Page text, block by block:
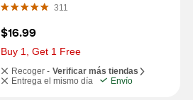
311
$16.99
Buy 1, Get 1 Free
Recoger - Verificar más tiendas
Entrega el mismo día
Envío